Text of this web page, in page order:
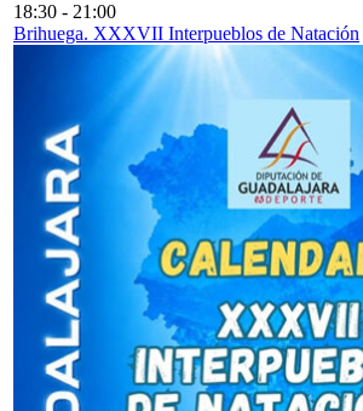
18:30 - 21:00
Brihuega. XXXVII Interpueblos de Natación